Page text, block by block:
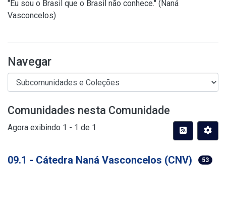
"Eu sou o Brasil que o Brasil não conhece." (Naná
Vasconcelos)
Navegar
Comunidades nesta Comunidade
Agora exibindo 1 - 1 de 1
09.1 - Cátedra Naná Vasconcelos (CNV) 53